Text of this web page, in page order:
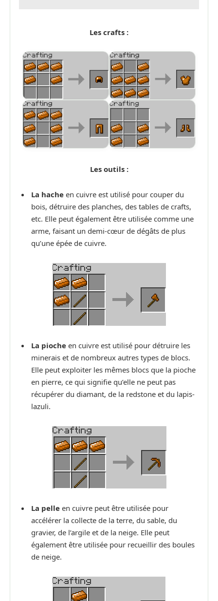
Les crafts :
Les outils :
La hache en cuivre est utilisé pour couper du
bois, détruire des planches, des tables de crafts,
etc. Elle peut également être utilisée comme une
arme, faisant un demi-cœur de dégâts de plus
qu’une épée de cuivre.
La pioche en cuivre est utilisé pour détruire les
minerais et de nombreux autres types de blocs.
Elle peut exploiter les mêmes blocs que la pioche
en pierre, ce qui signifie qu’elle ne peut pas
récupérer du diamant, de la redstone et du lapis-
lazuli.
La pelle en cuivre peut être utilisée pour
accélérer la collecte de la terre, du sable, du
gravier, de l’argile et de la neige. Elle peut
également être utilisée pour recueillir des boules
de neige.